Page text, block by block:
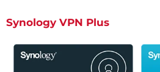
Synology VPN Plus